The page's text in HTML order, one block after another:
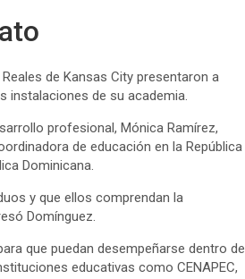
de Kansas City presentaron a
instalaciones de su academia.
profesional, Mónica Ramírez,
de educación en la República
Dominicana.
y que ellos comprendan la
Domínguez.
que puedan desempeñarse dentro de
educativas como CENAPEC,